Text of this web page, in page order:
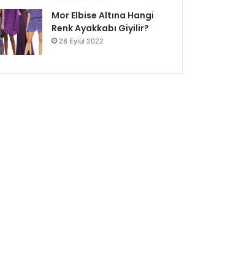
Mor Elbise Altına Hangi
Renk Ayakkabı Giyilir?
28 Eylül 2022